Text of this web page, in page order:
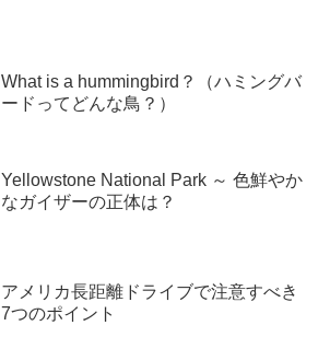
What is a hummingbird？（ハミングバ
ードってどんな鳥？）
Yellowstone National Park ～ 色鮮やか
なガイザーの正体は？
アメリカ長距離ドライブで注意すべき
7つのポイント